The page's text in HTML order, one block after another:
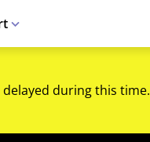
during this time.